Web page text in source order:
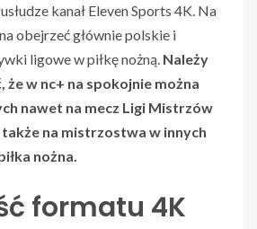
kanał Eleven Sports 4K. Na
obejrzeć głównie polskie i
ligowe w piłkę nożną. Należy
że w nc+ na spokojnie można
nawet na mecz Ligi Mistrzów
także na mistrzostwa w innych
nożna.
formatu 4K